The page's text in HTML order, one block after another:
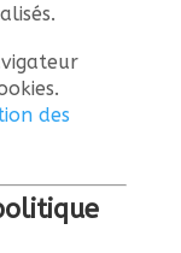
des